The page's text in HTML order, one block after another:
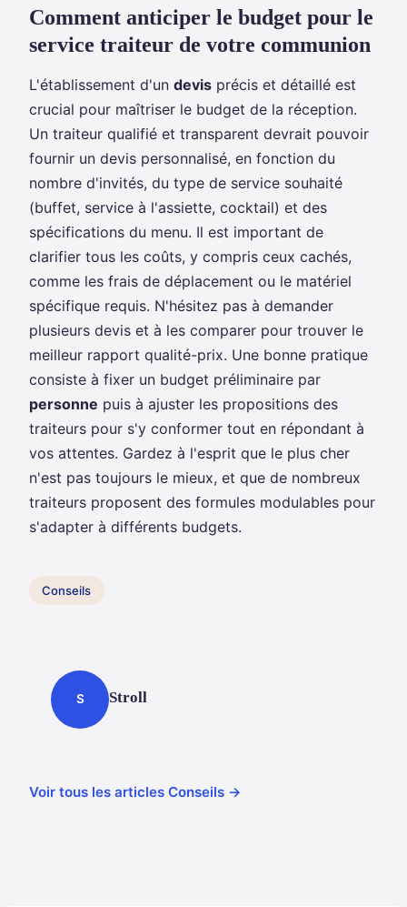
Comment anticiper le budget pour le
service traiteur de votre communion
L'établissement d'un devis précis et détaillé est
crucial pour maîtriser le budget de la réception.
Un traiteur qualifié et transparent devrait pouvoir
fournir un devis personnalisé, en fonction du
nombre d'invités, du type de service souhaité
(buffet, service à l'assiette, cocktail) et des
spécifications du menu. Il est important de
clarifier tous les coûts, y compris ceux cachés,
comme les frais de déplacement ou le matériel
spécifique requis. N'hésitez pas à demander
plusieurs devis et à les comparer pour trouver le
meilleur rapport qualité-prix. Une bonne pratique
consiste à fixer un budget préliminaire par
personne puis à ajuster les propositions des
traiteurs pour s'y conformer tout en répondant à
vos attentes. Gardez à l'esprit que le plus cher
n'est pas toujours le mieux, et que de nombreux
traiteurs proposent des formules modulables pour
s'adapter à différents budgets.
Conseils
S Stroll
Voir tous les articles Conseils →